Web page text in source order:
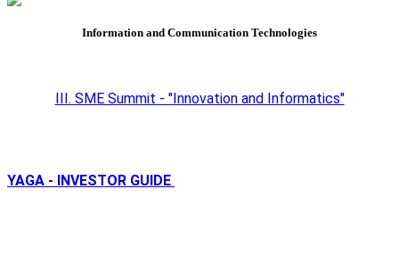
Information and Communication Technologies
III. SME Summit - "Innovation and Informatics"
YAGA - INVESTOR GUIDE